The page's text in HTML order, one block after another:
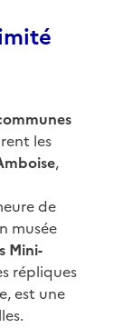
les
,
de
musée
Mini-
répliques
est une